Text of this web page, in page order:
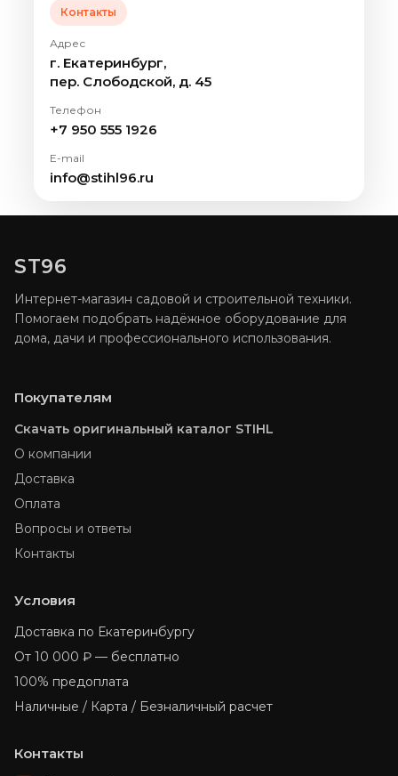
Контакты
Адрес
г. Екатеринбург,
пер. Слободской, д. 45
Телефон
+7 950 555 1926
E-mail
info@stihl96.ru
ST96
Интернет-магазин садовой и строительной техники.
Помогаем подобрать надёжное оборудование для
дома, дачи и профессионального использования.
Покупателям
Скачать оригинальный каталог STIHL
О компании
Доставка
Оплата
Вопросы и ответы
Контакты
Условия
Доставка по Екатеринбургу
От 10 000 ₽ — бесплатно
100% предоплата
Наличные / Карта / Безналичный расчет
Контакты